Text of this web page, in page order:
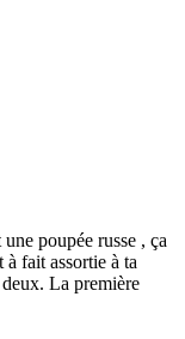
poupée russe , ça
fait assortie à ta
La première